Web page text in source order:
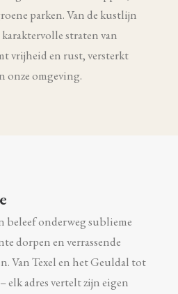
parken. Van de kustlijn
straten van
vrijheid en rust, versterkt
onze omgeving.
beleef onderweg sublieme
dorpen en verrassende
Van Texel en het Geuldal tot
elk adres vertelt zijn eigen